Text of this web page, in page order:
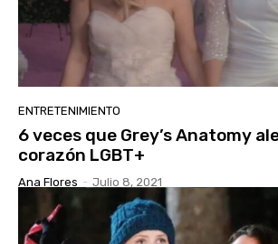
ENTRETENIMIENTO
6 veces que Grey’s Anatomy
corazón LGBT+
Ana Flores - Julio 8, 2021